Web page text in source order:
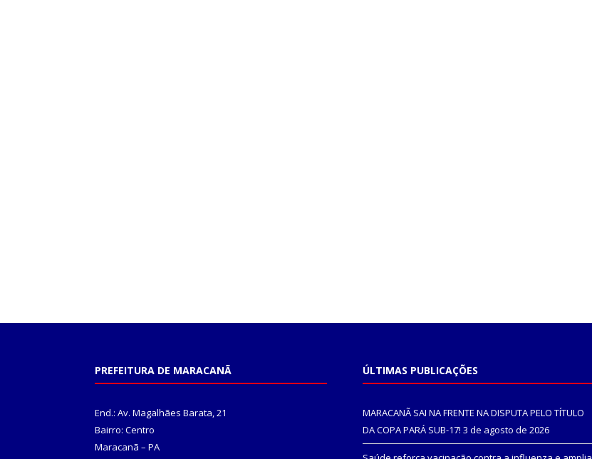
PREFEITURA DE MARACANÃ
End.: Av. Magalhães Barata, 21
Bairro: Centro
Maracanã – PA
ÚLTIMAS PUBLICAÇÕES
MARACANÃ SAI NA FRENTE NA DISPUTA PELO TÍTULO
DA COPA PARÁ SUB-17! 3 de agosto de 2026